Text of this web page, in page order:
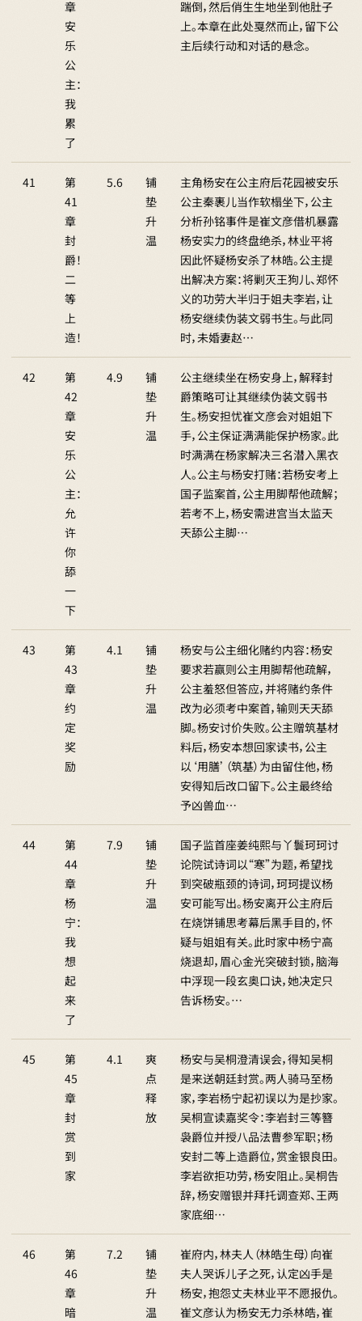
章
安
乐
公
主：
我
累
了
踹倒，然后俏生生地坐到他肚子
上。本章在此处戛然而止，留下公
主后续行动和对话的悬念。
41
第
41
章
封
爵！
二
等
上
造！
5.6
铺
垫
升
温
主角杨安在公主府后花园被安乐
公主秦裹儿当作软榻坐下，公主
分析孙铭事件是崔文彦借机暴露
杨安实力的终盘绝杀，林业平将
因此怀疑杨安杀了林皓。公主提
出解决方案：将剿灭王狗儿、郑怀
义的功劳大半归于姐夫李岩，让
杨安继续伪装文弱书生。与此同
时，未婚妻赵…
42
第
42
章
安
乐
公
主：
允
许
你
舔
一
下
4.9
铺
垫
升
温
公主继续坐在杨安身上，解释封
爵策略可让其继续伪装文弱书
生。杨安担忧崔文彦会对姐姐下
手，公主保证满满能保护杨家。此
时满满在杨家解决三名潜入黑衣
人。公主与杨安打赌：若杨安考上
国子监案首，公主用脚帮他疏解；
若考不上，杨安需进宫当太监天
天舔公主脚…
43
第
43
章
约
定
奖
励
4.1
铺
垫
升
温
杨安与公主细化赌约内容：杨安
要求若赢则公主用脚帮他疏解，
公主羞怒但答应，并将赌约条件
改为必须考中案首，输则天天舔
脚。杨安讨价失败。公主赠筑基材
料后，杨安本想回家读书，公主
以‘用膳’（筑基）为由留住他，杨
安得知后改口留下。公主最终给
予凶兽血…
44
第
44
章
杨
宁：
我
想
起
来
了
7.9
铺
垫
升
温
国子监首座姜纯熙与丫鬟珂珂讨
论院试诗词以“寒”为题，希望找
到突破瓶颈的诗词，珂珂提议杨
安可能写出。杨安离开公主府后
在烧饼铺思考幕后黑手目的，怀
疑与姐姐有关。此时家中杨宁高
烧退却，眉心金光突破封锁，脑海
中浮现一段玄奥口诀，她决定只
告诉杨安。…
45
第
45
章
封
赏
到
家
4.1
爽
点
释
放
杨安与吴桐澄清误会，得知吴桐
是来送朝廷封赏。两人骑马至杨
家，李岩杨宁起初误以为是抄家。
吴桐宣读嘉奖令：李岩封三等簪
袅爵位并授八品法曹参军职；杨
安封二等上造爵位，赏金银良田。
李岩欲拒功劳，杨安阻止。吴桐告
辞，杨安赠银并拜托调查郑、王两
家底细…
46
第
46
章
暗
7.2
铺
垫
升
温
崔府内，林夫人（林皓生母）向崔
夫人哭诉儿子之死，认定凶手是
杨安，抱怨丈夫林业平不愿报仇。
崔文彦认为杨安无力杀林皓，崔